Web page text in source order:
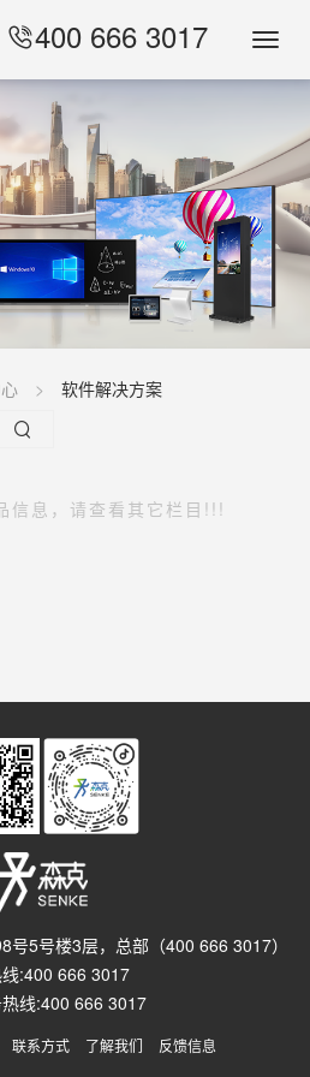
400 666 3017
软件解决方案
信息，请查看其它栏目!!!
5号楼3层，总部（400 666 3017）
:400 666 3017
线:400 666 3017
联系方式 了解我们 反馈信息